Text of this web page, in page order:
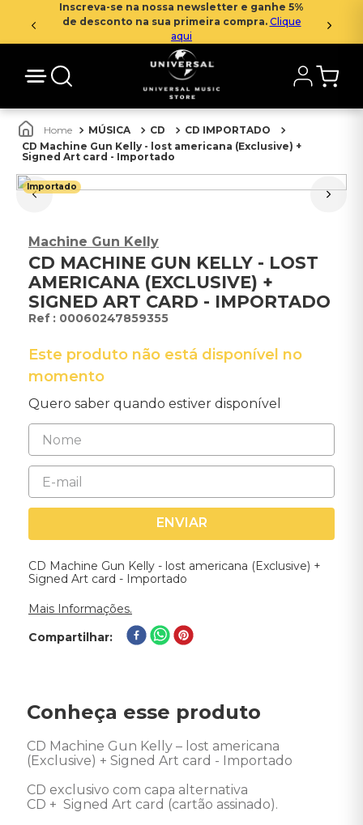
Inscreva-se na nossa newsletter e ganhe 5%
de desconto na sua primeira compra. Clique
aqui
MÚSICA CD
CD IMPORTADO
CD Machine Gun Kelly - lost americana (Exclusive) +
Signed Art card - Importado
Importado
Machine Gun Kelly
CD MACHINE GUN KELLY - LOST
AMERICANA (EXCLUSIVE) +
SIGNED ART CARD - IMPORTADO
: 00060247859355
Este produto não está disponível no
momento
Quero saber quando estiver disponível
ENVIAR
CD Machine Gun Kelly - lost americana (Exclusive) +
Signed Art card - Importado
Mais Informações.
Compartilhar
Conheça esse produto
CD Machine Gun Kelly – lost americana
(Exclusive) + Signed Art card - Importado
CD exclusivo com capa alternativa
CD +  Signed Art card (cartão assinado).